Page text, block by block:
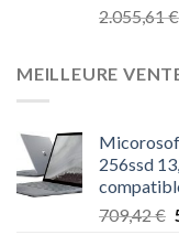
2.055,61€
MEILLEURE
256ssd
709,42€